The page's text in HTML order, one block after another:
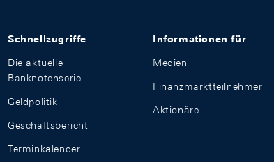
Schnellzugriffe
Die aktuelle
Banknotenserie
Geldpolitik
Geschäftsbericht
Terminkalender
Informationen für
Medien
Finanzmarktteilnehmer
Aktionäre